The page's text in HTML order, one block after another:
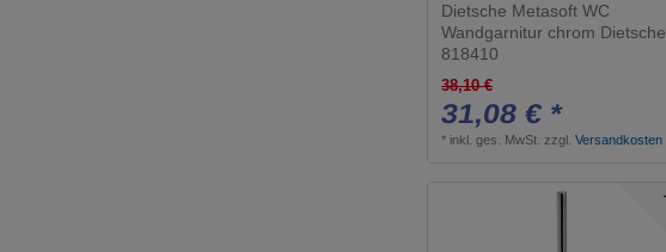
Dietsche Metasoft WC
Wandgarnitur chrom Dietsche,
818410
38,10 €
31,08 € *
* inkl. ges. MwSt. zzgl.Versandkosten